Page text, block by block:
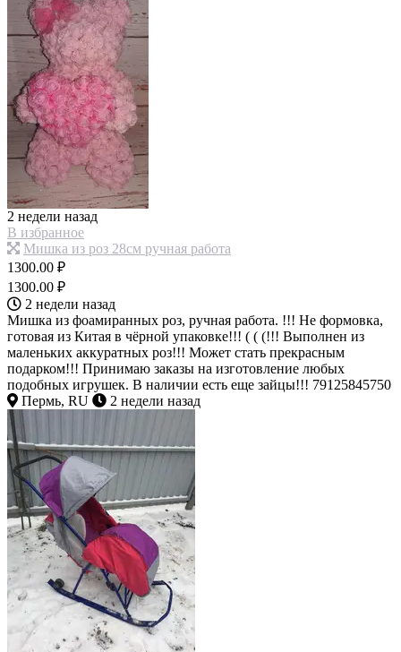
2 недели назад
В избранное
Мишка из роз 28см ручная работа
1300.00 ₽
1300.00 ₽
2 недели назад
Мишка из фоамиранных роз, ручная работа. !!! Не формовка,
готовая из Китая в чёрной упаковке!!! ( ( (!!! Выполнен из
маленьких аккуратных роз!!! Может стать прекрасным
подарком!!! Принимаю заказы на изготовление любых
подобных игрушек. В наличии есть еще зайцы!!! 79125845750
Пермь, RU
2 недели назад